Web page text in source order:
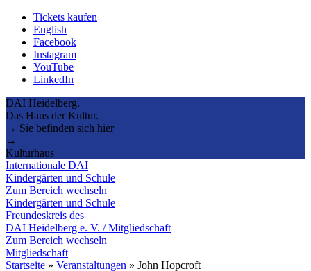
Tickets kaufen
English
Facebook
Instagram
YouTube
LinkedIn
DAI Heidelberg.
Das Haus der Kultur.
→ Sie befinden sich hier
→
Kulturhaus
Internationale DAI
Kindergärten und Schule
Zum Bereich wechseln
Kindergärten und Schule
Freundeskreis des
DAI Heidelberg e. V. / Mitgliedschaft
Zum Bereich wechseln
Mitgliedschaft
Startseite » Veranstaltungen » John Hopcroft